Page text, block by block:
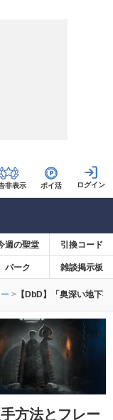
非表示 ポイ活
週の聖堂 引換コード
パーク 雑談掲示板
【DbD】「奥深い地下
方法とフレー